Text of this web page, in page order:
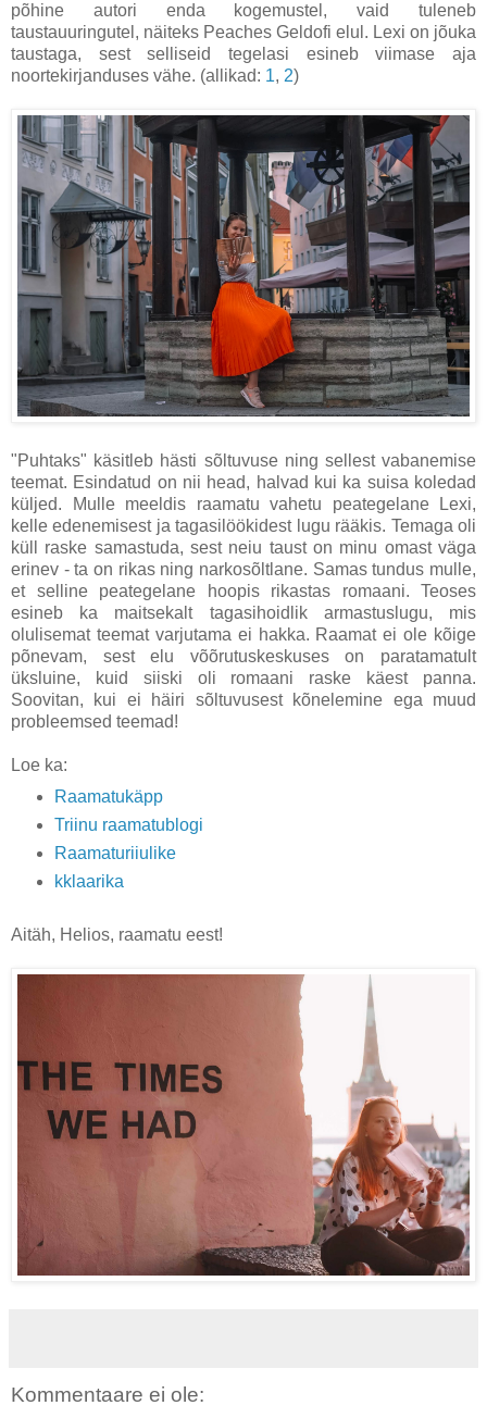
põhine autori enda kogemustel, vaid tuleneb
taustauuringutel, näiteks Peaches Geldofi elul. Lexi on jõuka
taustaga, sest selliseid tegelasi esineb viimase aja
noortekirjanduses vähe. (allikad: 1, 2)
"Puhtaks" käsitleb hästi sõltuvuse ning sellest vabanemise
teemat. Esindatud on nii head, halvad kui ka suisa koledad
küljed. Mulle meeldis raamatu vahetu peategelane Lexi,
kelle edenemisest ja tagasilöökidest lugu rääkis. Temaga oli
küll raske samastuda, sest neiu taust on minu omast väga
erinev - ta on rikas ning narkosõltlane. Samas tundus mulle,
et selline peategelane hoopis rikastas romaani. Teoses
esineb ka maitsekalt tagasihoidlik armastuslugu, mis
olulisemat teemat varjutama ei hakka. Raamat ei ole kõige
põnevam, sest elu võõrutuskeskuses on paratamatult
üksluine, kuid siiski oli romaani raske käest panna.
Soovitan, kui ei häiri sõltuvusest kõnelemine ega muud
probleemsed teemad!
Loe ka:
Raamatukäpp
Triinu raamatublogi
Raamaturiiulike
kklaarika
Aitäh, Helios, raamatu eest!
Kommentaare ei ole: